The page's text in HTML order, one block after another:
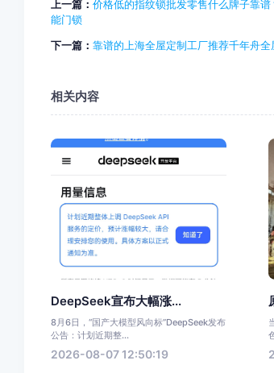
上一篇： 价格低的指纹锁批发零售什么牌子靠
能门锁
下一篇： 靠谱的上海全屋定制工厂推荐千年舟全
相关内容
DeepSeek宣布大幅涨...
8月6日，“国产大模型风向标”DeepSeek发布
公告：计划近期整...
2026-08-07 12:50:19